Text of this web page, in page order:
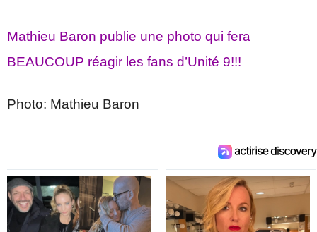
Mathieu Baron publie une photo qui fera
BEAUCOUP réagir les fans d’Unité 9!!!
Photo: Mathieu Baron